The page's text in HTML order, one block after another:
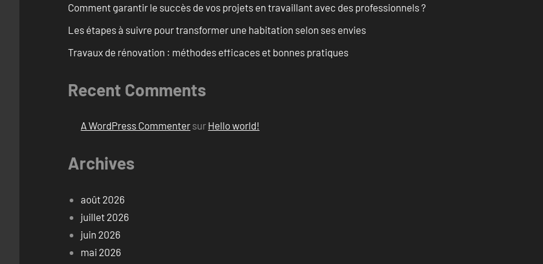
Comment garantir le succès de vos projets en travaillant avec des professionnels ?
Les étapes à suivre pour transformer une habitation selon ses envies
Travaux de rénovation : méthodes efficaces et bonnes pratiques
Recent Comments
A WordPress Commenter sur Hello world!
Archives
août 2026
juillet 2026
juin 2026
mai 2026